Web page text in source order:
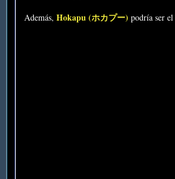
Además, Hokapu (ホカプー) podría ser